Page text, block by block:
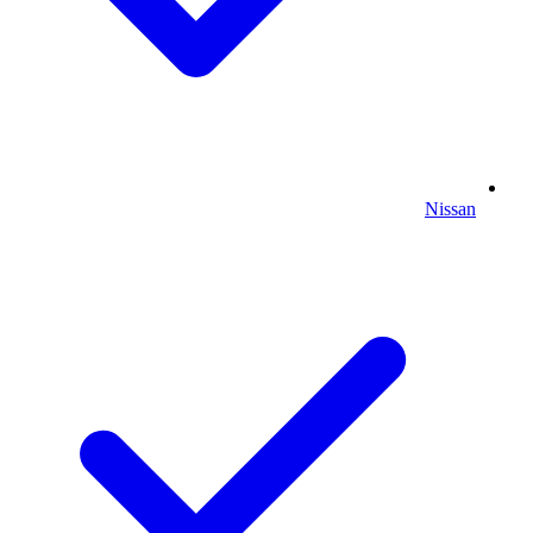
Nissan